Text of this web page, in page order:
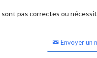
pas correctes ou
Envoyer un